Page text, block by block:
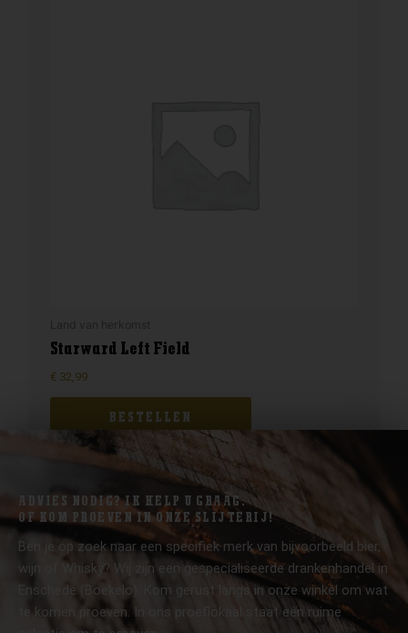
Starward Left Field
€ 32,99
BESTELLEN
ADVIES NODIG? IK HELP U GRAAG.
OF KOM PROEVEN IN ONZE SLIJTERIJ!
Ben je op zoek naar een specifiek merk van bijvoorbeeld bier,
wijn of Whisky? Wij zijn een gespecialiseerde drankenhandel in
Enschede (Boekelo). Kom gerust langs in onze winkel om wat
te komen proeven. In ons proeflokaal staat een ruime